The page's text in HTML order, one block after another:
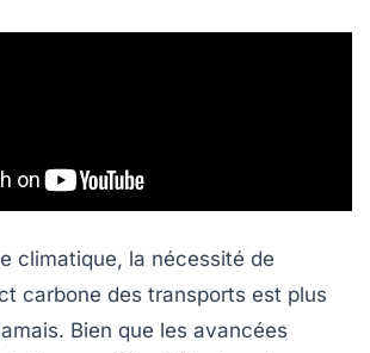
climatique, la nécessité de
carbone des transports est plus
Bien que les avancées